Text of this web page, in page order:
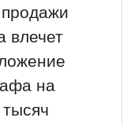
влечет
на